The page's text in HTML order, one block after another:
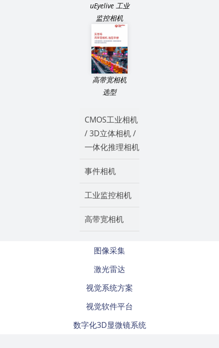
图像采集
激光雷达
视觉系统方案
视觉软件平台
数字化3D显微镜系统
CMOS工业相机
/ 3D立体相机 /
一体化推理相机
事件相机
工业监控相机
高带宽相机
uEyelive 工业
监控相机
高带宽相机
选型